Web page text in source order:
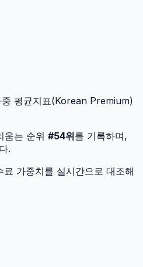
평균지표(Korean Premium)
움는 순위 #54위를 기록하며,
.
가중치를 실시간으로 대조해